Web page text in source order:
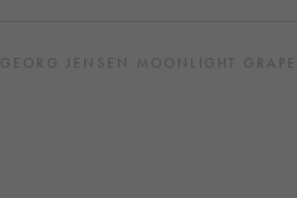
GEORG JENSEN MOONLIGHT